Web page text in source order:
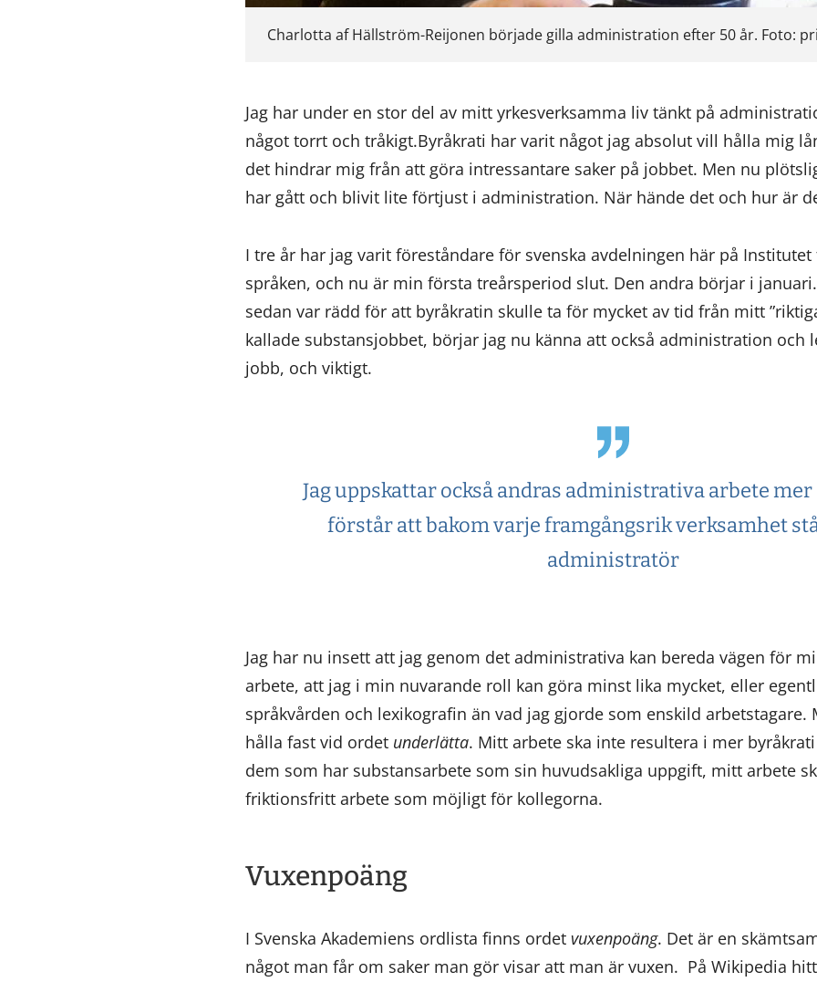
Charlotta af Hällström-Reijonen började gilla administration efter 50 år. Foto:
Jag har under en stor del av mitt yrkesverksamma liv tänkt på
något torrt och tråkigt.Byråkrati har varit något jag absolut vill hålla mig
det hindrar mig från att göra intressantare saker på jobbet. Men nu
har gått och blivit lite förtjust i administration. När hände det och hur är
I tre år har jag varit föreståndare för svenska avdelningen här på
språken, och nu är min första treårsperiod slut. Den andra börjar i
sedan var rädd för att byråkratin skulle ta för mycket av tid från mitt
kallade substansjobbet, börjar jag nu känna att också administration och
jobb, och viktigt.
Jag uppskattar också andras administrativa arbete
förstår att bakom varje framgångsrik verksamhet
administratör
Jag har nu insett att jag genom det administrativa kan bereda vägen för
arbete, att jag i min nuvarande roll kan göra minst lika mycket, eller
språkvården och lexikografin än vad jag gjorde som enskild arbetstagare.
hålla fast vid ordet underlätta. Mitt arbete ska inte resultera i mer
dem som har substansarbete som sin huvudsakliga uppgift, mitt arbete
friktionsfritt arbete som möjligt för kollegorna.
Vuxenpoäng
I Svenska Akademiens ordlista finns ordet vuxenpoäng. Det är en
något man får om saker man gör visar att man är vuxen. På Wikipedia